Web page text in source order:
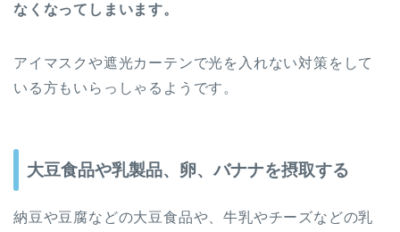
なくなってしまいます。
アイマスクや遮光カーテンで光を入れない対策をして
いる方もいらっしゃるようです。
大豆食品や乳製品、卵、バナナを摂取する
納豆や豆腐などの大豆食品や、牛乳やチーズなどの乳